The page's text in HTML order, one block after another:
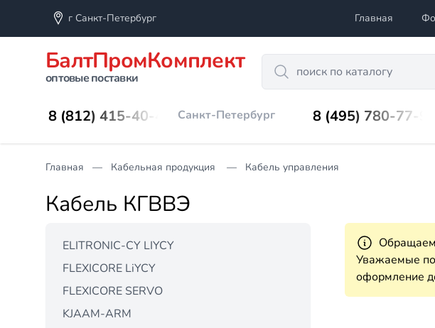
г Санкт-Петербург Главная
БалтПромКомплект
оптовые поставки
Search
8 (812) 415-40-45 Санкт-Петербург 8 (495) 780-77-98
Главная Кабельная продукция Кабель управления
Кабель КГВВЭ
ELITRONIC-CY LIYCY
FLEXICORE LiYCY
FLEXICORE SERVO
KJAAM-ARM
Уважаемые
оформление